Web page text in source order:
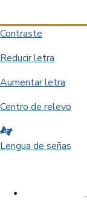
Contraste
Reducir letra
Aumentar letra
Centro de relevo
Lengua de señas